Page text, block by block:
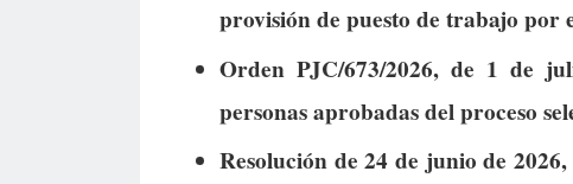
provisión de puesto de trabajo por
Orden PJC/673/2026, de 1 de
personas aprobadas del proceso
Resolución de 24 de junio de